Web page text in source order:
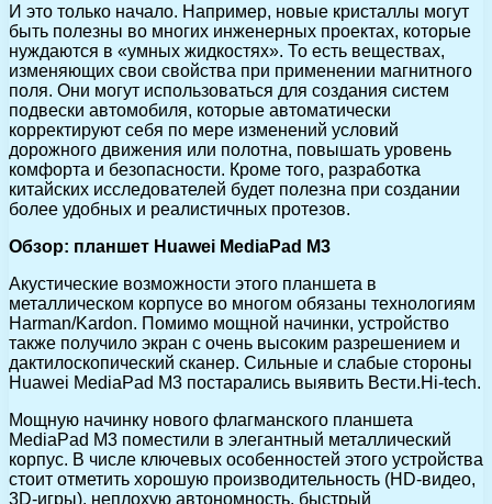
И это только начало. Например, новые кристаллы могут
быть полезны во многих инженерных проектах, которые
нуждаются в «умных жидкостях». То есть веществах,
изменяющих свои свойства при применении магнитного
поля. Они могут использоваться для создания систем
подвески автомобиля, которые автоматически
корректируют себя по мере изменений условий
дорожного движения или полотна, повышать уровень
комфорта и безопасности. Кроме того, разработка
китайских исследователей будет полезна при создании
более удобных и реалистичных протезов.
Обзор: планшет Huawei MediaPad M3
Акустические возможности этого планшета в
металлическом корпусе во многом обязаны технологиям
Harman/Kardon. Помимо мощной начинки, устройство
также получило экран с очень высоким разрешением и
дактилоскопический сканер. Сильные и слабые стороны
Huawei MediaPad M3 постарались выявить Вести.Hi-tech.
Мощную начинку нового флагманского планшета
MediaPad M3 поместили в элегантный металлический
корпус. В числе ключевых особенностей этого устройства
стоит отметить хорошую производительность (HD-видео,
3D-игры), неплохую автономность, быстрый